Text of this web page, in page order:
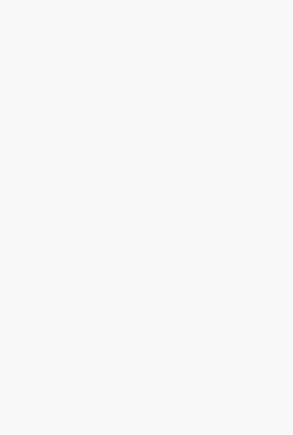
Цей домашній скраб на всі 100%
потрібно змішати 100 г рідкого меду з
скраб на тіло і помасажуйте шкіру.
на 10 хвилин, а потім змити теплою